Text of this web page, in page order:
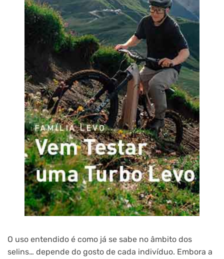
O uso entendido é como já se sabe no âmbito dos
selins… depende do gosto de cada indivíduo. Embora a